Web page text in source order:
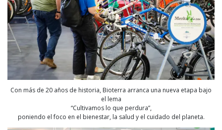
Con más de 20 años de historia, Bioterra arranca una nueva etapa bajo
el lema
“Cultivamos lo que perdura”,
poniendo el foco en el bienestar, la salud y el cuidado del planeta.